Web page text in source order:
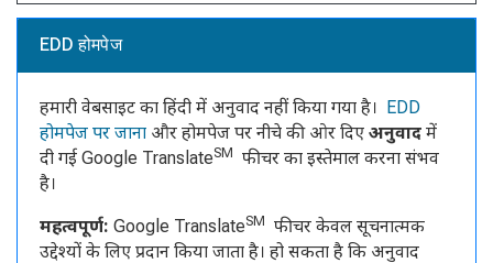
EDD होमपेज
हमारी वेबसाइट का हिंदी में अनुवाद नहीं किया गया है। EDD
होमपेज पर जाना और होमपेज पर नीचे की ओर दिए अनुवाद में
दी गई Google TranslateSM
फीचर का इस्तेमाल करना संभव
है।
महत्वपूर्ण: Google TranslateSM
फीचर केवल सूचनात्मक
उद्देश्यों के लिए प्रदान किया जाता है। हो सकता है कि अनुवाद